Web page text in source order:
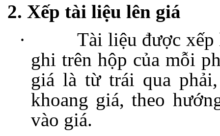
2. Xếp tài liệu lên giá
·
Tài liệu được xếp
ghi trên hộp của mỗi
giá là từ trái qua
khoang giá, theo
vào giá.